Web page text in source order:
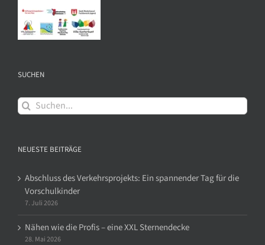
SUCHEN
Suche
nach:
NEUESTE BEITRÄGE
Abschluss des Verkehrsprojekts: Ein spannender Tag für die
Vorschulkinder
7. Juli 2026
Nähen wie die Profis – eine XXL Sternendecke
28. Mai 2026